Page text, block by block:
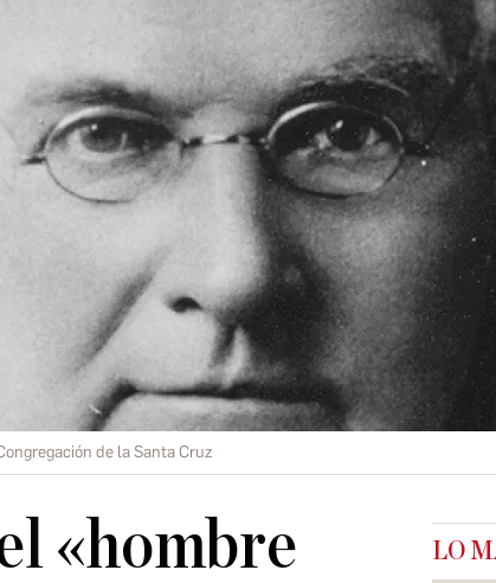
de la Santa Cruz
«hombre
LO